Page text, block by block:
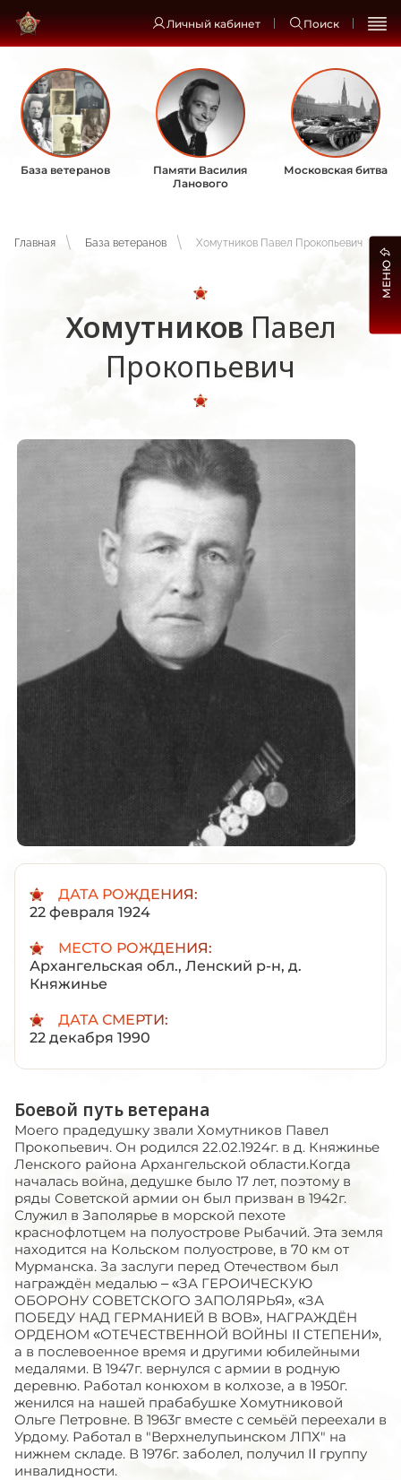
Личный кабинет Поиск
База ветеранов
Памяти Василия
Ланового
Московская битва
Главная База ветеранов Хомутников Павел Прокопьевич
Хомутников Павел
Прокопьевич
ДАТА РОЖДЕНИЯ:
22 февраля 1924
МЕСТО РОЖДЕНИЯ:
Архангельская обл., Ленский р-н, д.
Княжинье
ДАТА СМЕРТИ:
22 декабря 1990
Боевой путь ветерана
Моего прадедушку звали Хомутников Павел
Прокопьевич. Он родился 22.02.1924г. в д. Княжинье
Ленского района Архангельской области.Когда
началась война, дедушке было 17 лет, поэтому в
ряды Советской армии он был призван в 1942г.
Служил в Заполярье в морской пехоте
краснофлотцем на полуострове Рыбачий. Эта земля
находится на Кольском полуострове, в 70 км от
Мурманска. За заслуги перед Отечеством был
награждён медалью – «ЗА ГЕРОИЧЕСКУЮ
ОБОРОНУ СОВЕТСКОГО ЗАПОЛЯРЬЯ», «ЗА
ПОБЕДУ НАД ГЕРМАНИЕЙ В ВОВ», НАГРАЖДЁН
ОРДЕНОМ «ОТЕЧЕСТВЕННОЙ ВОЙНЫ ІΙ СТЕПЕНИ»,
а в послевоенное время и другими юбилейными
медалями. В 1947г. вернулся с армии в родную
деревню. Работал конюхом в колхозе, а в 1950г.
женился на нашей прабабушке Хомутниковой
Ольге Петровне. В 1963г вместе с семьёй переехали в
Урдому. Работал в "Верхнелупьинском ЛПХ" на
нижнем складе. В 1976г. заболел, получил ІΙ группу
инвалидности.
МЕНЮ